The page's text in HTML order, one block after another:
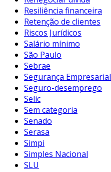
Resiliência financeira
Retenção de clientes
Riscos Jurídicos
Salário mínimo
São Paulo
Sebrae
Segurança Empresarial
Seguro-desemprego
Selic
Sem categoria
Senado
Serasa
Simpi
Simples Nacional
SLU